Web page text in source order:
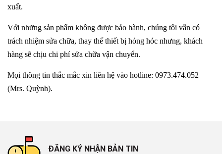
xuất.
Với những sản phẩm không được bảo hành, chúng tôi vẫn có
trách nhiệm sửa chữa, thay thế thiết bị hỏng hóc nhưng, khách
hàng sẽ chịu chi phí sửa chữa vận chuyển.
Mọi thông tin thắc mắc xin liên hệ vào hotline: 0973.474.052
(Mrs. Quỳnh).
ĐĂNG KÝ NHẬN BẢN TIN